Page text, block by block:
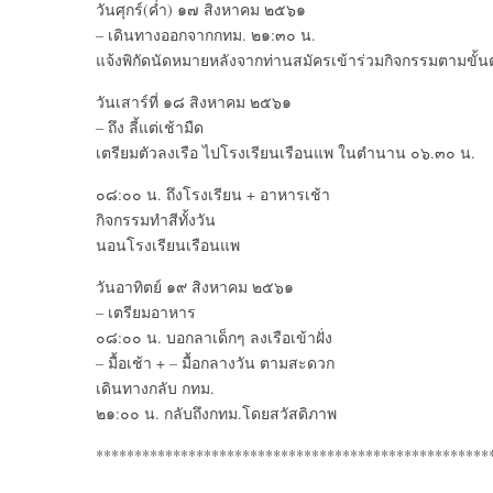
วันศุกร์(ค่ำ) ๑๗ สิงหาคม ๒๕๖๑
– เดินทางออกจากกทม. ๒๑:๓๐ น.
แจ้งพิกัดนัดหมายหลังจากท่านสมัครเข้าร่วมกิจกรรมตามขั้
วันเสาร์ที่ ๑๘ สิงหาคม ๒๕๖๑
– ถึง ลี้แต่เช้ามืด
เตรียมตัวลงเรือ ไปโรงเรียนเรือนแพ ในตำนาน ๐๖.๓๐ น.
๐๘:๐๐ น. ถึงโรงเรียน + อาหารเช้า
กิจกรรมทำสีทั้งวัน
นอนโรงเรียนเรือนแพ
วันอาทิตย์ ๑๙ สิงหาคม ๒๕๖๑
– เตรียมอาหาร
๐๘:๐๐ น. บอกลาเด็กๆ ลงเรือเข้าฝั่ง
– มื้อเช้า + – มื้อกลางวัน ตามสะดวก
เดินทางกลับ กทม.
๒๑:๐๐ น. กลับถึงกทม.โดยสวัสดิภาพ